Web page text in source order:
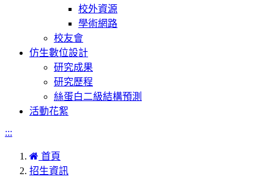
校外資源
學術網路
校友會
仿生數位設計
研究成果
研究歷程
絲蛋白二級結構預測
活動花絮
:::
首頁
招生資訊